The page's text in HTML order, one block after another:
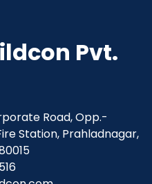
Pvt.
Road, Opp.-
Station, Prahladnagar,